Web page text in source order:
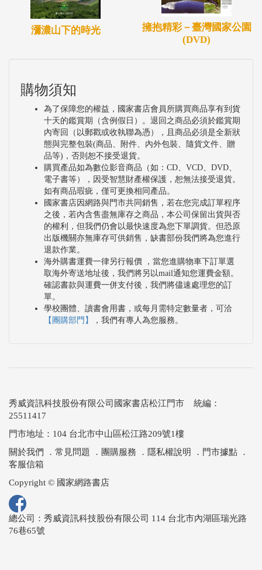
瀰濃山下的時光
擁抱精彩－臺灣國家公園
(DVD)
購物須知
為了保障您的權益，國家書店會員所購買商品享有到貨
十天的鑑賞期（含例假日）。退回之商品必須於鑑賞期
內寄回（以郵戳或收執聯為憑），且商品必須是全新狀
態與完整包裝(商品、附件、內外包裝、隨貨文件、贈
品等)，否則恕不接受退貨。
購買產品如為數位影音商品（如：CD、VCD、DVD、
電子書等），因受智慧財產權保護，恕無法接受退貨。
如有商品瑕疵，僅可更換相同產品。
國家書店因網路與門市共同銷售，若在您完成訂單程序
之後，若內含售盡無庫存之商品，本公司保留出貨與否
的權利，但我們仍會以最快速度為您下單調貨。但恐原
出版機關亦無庫存可供銷售，缺書部份我們將為您進行
退款作業。
海外購書運費一律另行報價 ，當您進購物車下訂單選
取海外寄送地址後，我們將另以mail通知您運費金額。
確認書款與運費一併支付後，我們將儘速處理您的訂
單。
學校團體、讀書會用書，或每月需特定數量者，可洽
【團購部門】
，我們有專人為您服務。
秀威資訊科技股份有限公司國家書店松江門市 統編：
25511417
門市地址：104 台北市中山區松江路209號1樓
關於我們
． 常見問題 ． 團購服務 ． 隱私權說明 ． 門市據點 ．
客服信箱
Copyright © 國家網路書店
總公司：秀威資訊科技股份有限公司 114 台北市內湖區瑞光路
76巷65號